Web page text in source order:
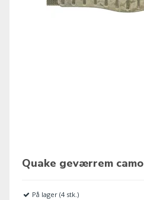
Quake geværrem camo
På lager (4 stk.)